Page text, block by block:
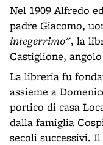
Nel 1909 Alfredo
padre Giacomo,
integerrimo", la
Castiglione,
La libreria fu
assieme a
portico di casa
dalla famiglia
secoli successivi.